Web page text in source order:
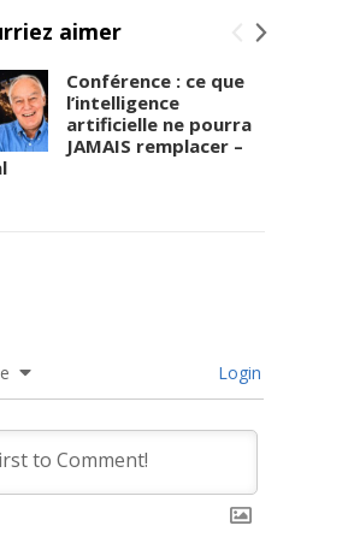
aimer
Conférence : ce que
l’intelligence
artificielle ne pourra
JAMAIS remplacer –
Login